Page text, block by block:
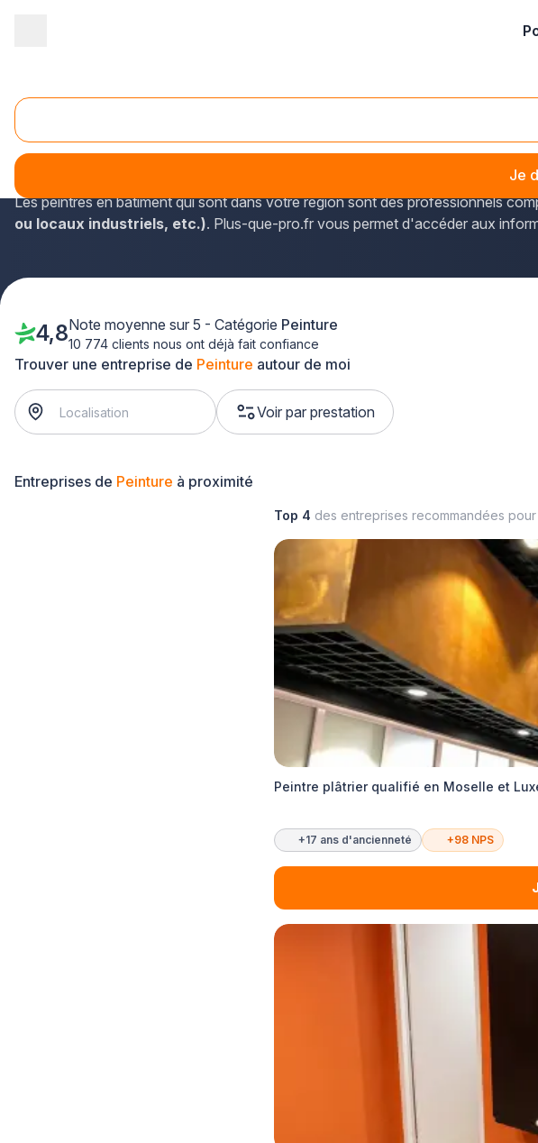
Je
Peinture Florange (57190)
L'annuaire plus-que-pro.fr donne accès à des informations d'importance
coordonnées des peintres en bâtiment aux alentours.
Les peintres en bâtiment qui sont dans votre région sont des professionnels
ou locaux industriels, etc.). Plus-que-pro.fr vous permet d'accéder aux
Trouver une entreprise de Peinture autour de moi
Voir par prestation
4,8Note moyenne sur 5 - Catégorie Peinture
10 774 clients nous ont déjà fait confiance
Entreprises de Peinture à proximité
Top 4 des entreprises recommandées
Peintre plâtrier qualifié en Moselle et
+17 ans d'ancienneté +98 NPS